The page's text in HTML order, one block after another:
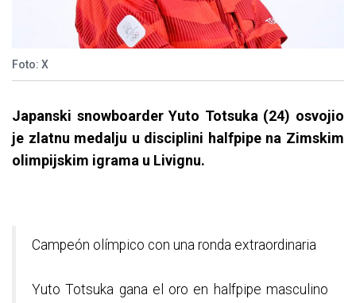
Foto: X
Japanski snowboarder Yuto Totsuka (24) osvojio
je zlatnu medalju u disciplini halfpipe na Zimskim
olimpijskim igrama u Livignu.
Campeón olímpico con una ronda extraordinaria
Yuto Totsuka gana el oro en halfpipe masculino